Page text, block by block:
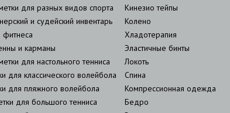
для разных видов спорта
и судейский инвентарь
и карманы
для настольного тенниса
для классического волейбола
для пляжного волейбола
для большого тенниса
Кинезио тейпы
Колено
Хладотерапия
Эластичные бинты
Локоть
Спина
Компрессионная одежда
Бедро